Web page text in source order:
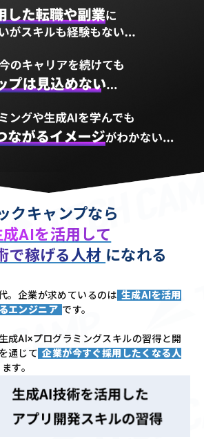
クキャンプなら
成AIを活用して
で稼げる人材 になれる
。企業が求めているのは 生成AIを活用
エンジニア です。
生成AI×プログラミングスキルの習得と開
通じて 企業が今すぐ採用したくなる人
す。